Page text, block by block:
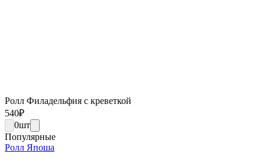
Ролл Филадельфия с креветкой
540₽
0шт
Популярные
Ролл Япоша